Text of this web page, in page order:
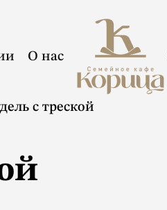
О нас
с треской